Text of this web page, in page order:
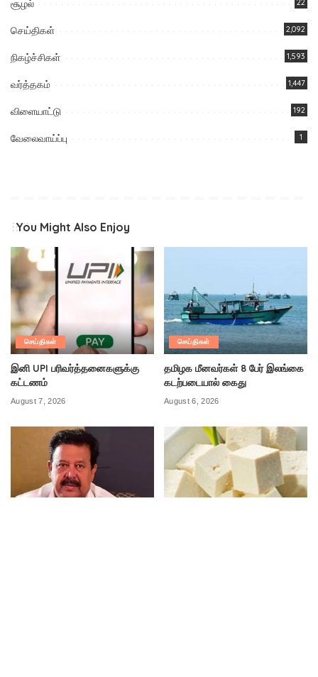
சூழல்
செய்திகள் 2,092
நிகழ்ச்சிகள் 1,593
வர்த்தகம் 1,447
விளையாட்டு 192
வேலைவாய்ப்பு 1
You Might Also Enjoy
செய்திகள்
இனி UPI பரிவர்த்தனைகளுக்கு
கட்டணம்
August 7, 2026
செய்திகள்
தமிழக மீனவர்கள் 8 பேர் இலங்கை
கடற்படையால் கைது
August 6, 2026